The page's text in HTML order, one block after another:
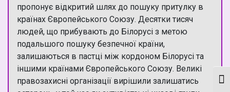
пропонує відкритий шлях до пошуку притулку в
країнах Європейського Союзу. Десятки тисяч
людей, що прибувають до Білорусі з метою
подальшого пошуку безпечної країни,
залишаються в пастці між кордоном Білорусі та
іншими країнами Європейського Союзу. Великі
правозахисні організації вирішили залишатись